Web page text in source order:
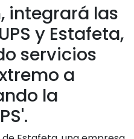
integrará las
y Estafeta,
servicios
a
la